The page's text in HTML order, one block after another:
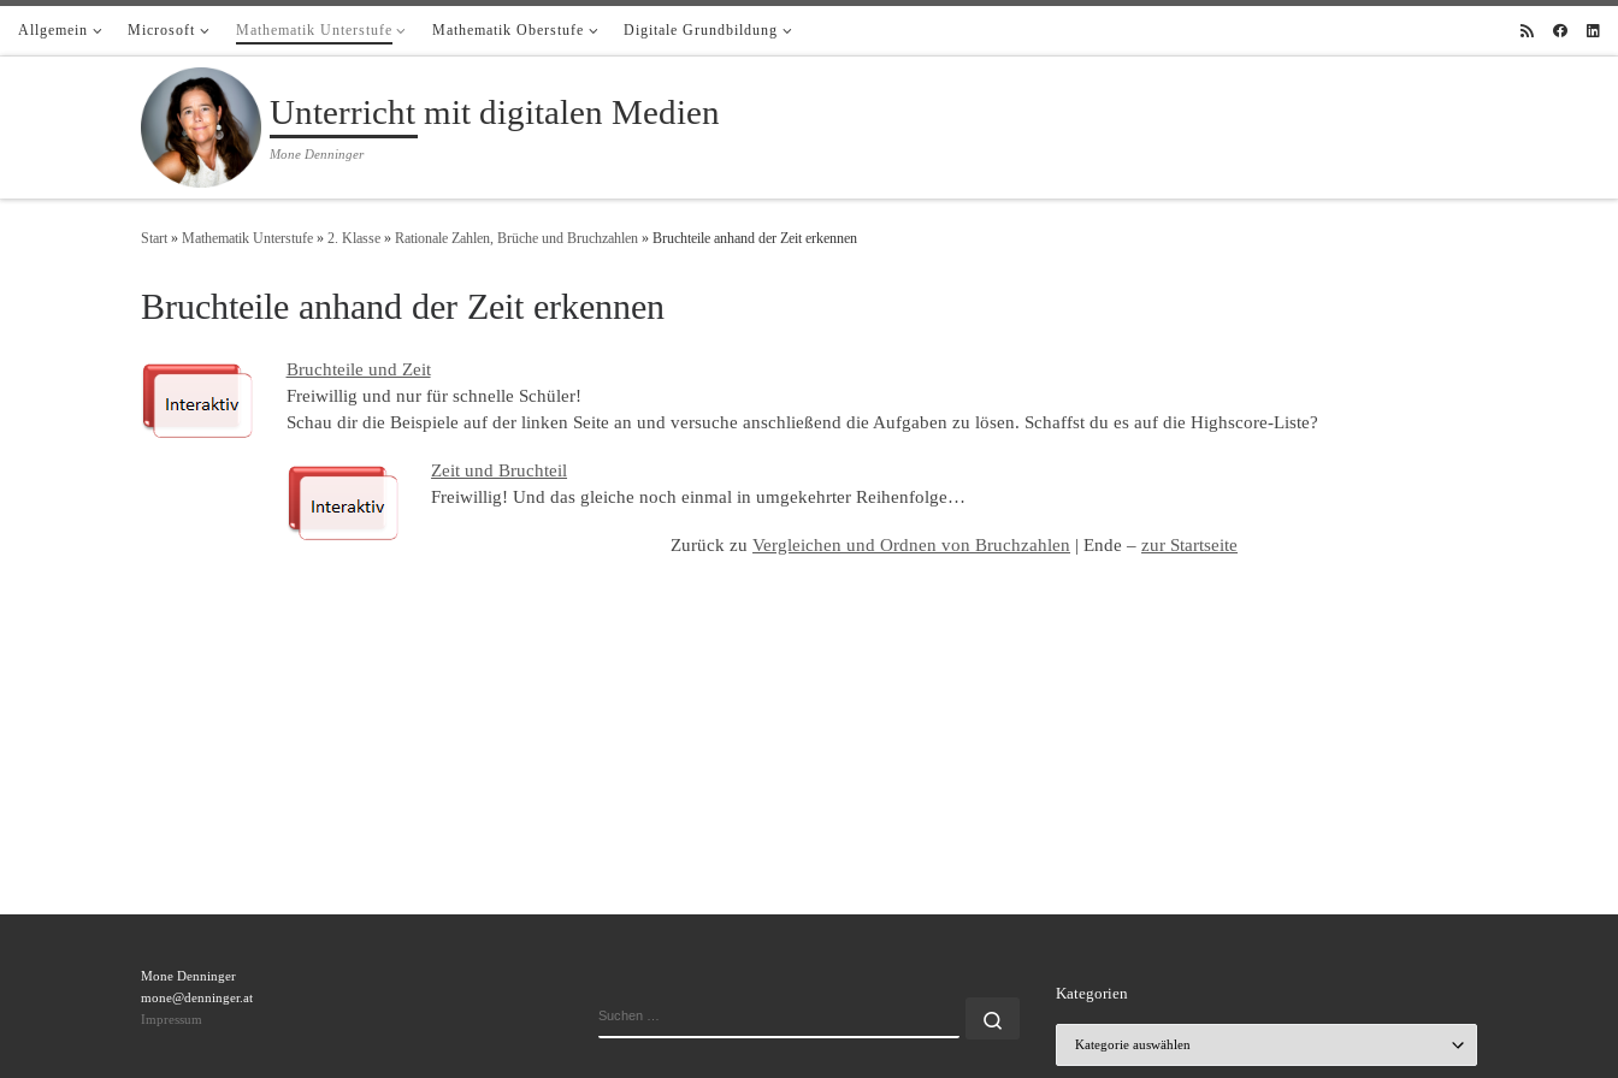
Zum Inhalt springen
Allgemein Microsoft Mathematik Unterstufe Mathematik Oberstufe Digitale Grundbildung
Unterricht mit digitalen Medien
Mone Denninger
Start » Mathematik Unterstufe » 2. Klasse » Rationale Zahlen, Brüche und Bruchzahlen » Bruchteile anhand der Zeit erkennen
Bruchteile anhand der Zeit erkennen
Bruchteile und Zeit
Freiwillig und nur für schnelle Schüler!
Schau dir die Beispiele auf der linken Seite an und versuche anschließend die Aufgaben zu lösen. Schaffst du es auf die Highscore-Liste?
Zeit und Bruchteil
Freiwillig! Und das gleiche noch einmal in umgekehrter Reihenfolge…
Zurück zuVergleichen und Ordnen von Bruchzahlen | Ende –zur Startseite
Mone Denninger
mone@denninger.at
Impressum
Kategorien